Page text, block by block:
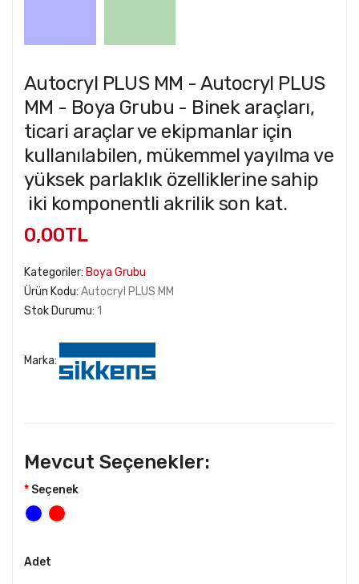
Autocryl PLUS MM - Autocryl PLUS
MM - Boya Grubu - Binek araçları,
ticari araçlar ve ekipmanlar için
kullanılabilen, mükemmel yayılma ve
yüksek parlaklık özelliklerine sahip
iki komponentli akrilik son kat.
0,00TL
Kategoriler: Boya Grubu
Ürün Kodu: Autocryl PLUS MM
Stok Durumu: 1
Marka:
Mevcut Seçenekler:
Seçenek
Adet